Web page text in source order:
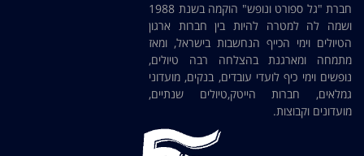
חברת "גל ספורט ונופש" הוקמה בשנת 1988
ושמה לה למטרה להיות בין חברות ארגון
הטיולים וימי הכייף הנחשבות בישראל, ומאז
מתמחה ומארגנת בהצלחה רבה טיולים,
נופשים וימי כיף לועדי עובדים, בנקים, מועדוני
גמלאים, חברות הייטק,טיולים שנתיים,
מועדונים וקבוצות.